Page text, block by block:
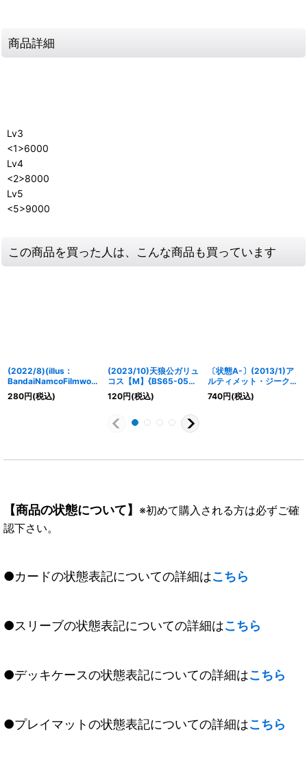
商品詳細
Lv3
<1>6000
Lv4
<2>8000
Lv5
<5>9000
この商品を買った人は、こんな商品も買っています
(2022/8)(illus：
BandaiNamcoFilmwork
s)冥騎皇ドラゴニック・
アーサー/翼神機グラ
280円(税込)
(2023/10)天狼公ガリュ
コス【M】{BS65-054}
《白》
120円(税込)
〔状態A-〕(2013/1)ア
ルティメット・ジークフ
リード(イラスト違い/顔
左向)【X】{SD19-X01}
740円(税込)
【商品の状態について】 ※初めて購入される方は必ずご確
認下さい。
●カードの状態表記についての詳細はこちら
●スリーブの状態表記についての詳細はこちら
●デッキケースの状態表記についての詳細はこちら
●プレイマットの状態表記についての詳細はこちら